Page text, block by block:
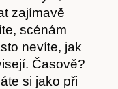
zajímavě
scénám
nevíte, jak
Časově?
si jako při